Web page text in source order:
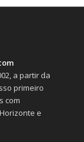
a partir da
primeiro
com
e